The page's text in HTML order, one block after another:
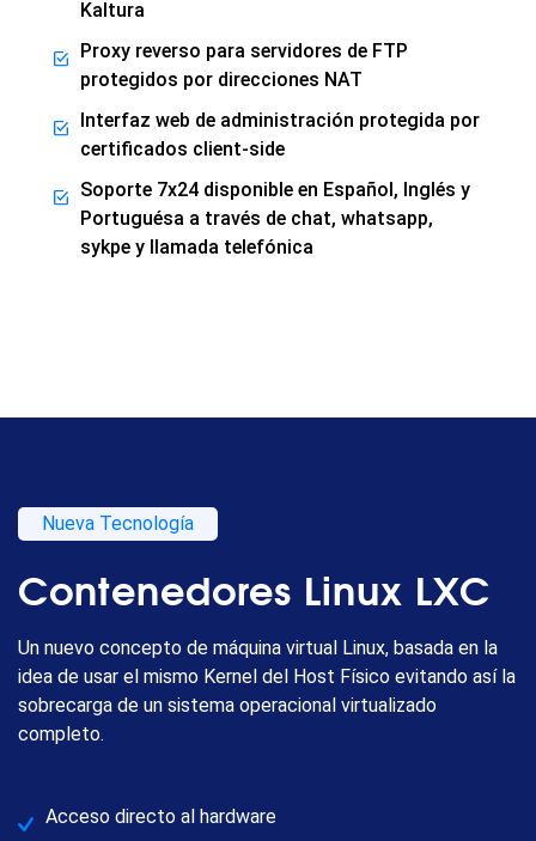
Kaltura
Proxy reverso para servidores de FTP
protegidos por direcciones NAT
Interfaz web de administración protegida por
certificados client-side
Soporte 7x24 disponible en Español, Inglés y
Portuguésa a través de chat, whatsapp,
sykpe y llamada telefónica
Nueva Tecnología
Contenedores Linux LXC
Un nuevo concepto de máquina virtual Linux, basada en la
idea de usar el mismo Kernel del Host Físico evitando así la
sobrecarga de un sistema operacional virtualizado
completo.
Acceso directo al hardware